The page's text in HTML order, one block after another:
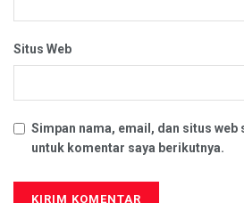
Situs Web
Simpan nama, email, dan situs web
untuk komentar saya berikutnya.